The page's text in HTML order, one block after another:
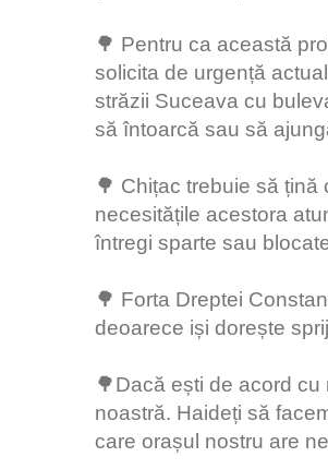
🌳 Pentru ca această
solicita de urgență
străzii Suceava cu
să întoarcă sau să
🌳 Chițac trebuie să
necesitățile acestora
întregi sparte sau
🌳 Forta Dreptei
deoarece iși dorește
🌳Dacă ești de acord
noastră. Haideți să
care orașul nostru are